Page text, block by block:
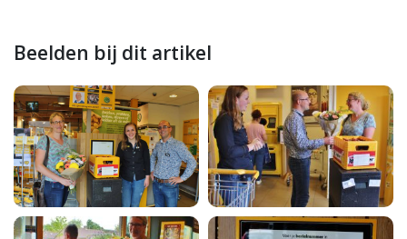
Beelden bij dit artikel